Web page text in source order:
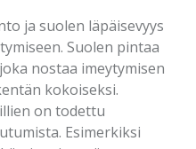
ja suolen läpäisevyys
Suolen pintaa
nostaa imeytymisen
kokoiseksi.
on todettu
Esimerkiksi